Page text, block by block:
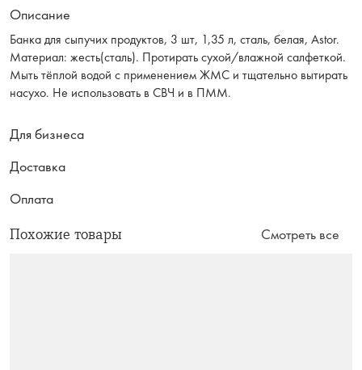
Описание
Банка для сыпучих продуктов, 3 шт, 1,35 л, сталь, белая, Astor.
Материал: жесть(сталь). Протирать сухой/влажной салфеткой.
Мыть тёплой водой с применением ЖМС и тщательно вытирать
насухо. Не использовать в СВЧ и в ПММ.
Для бизнеса
Доставка
Оплата
Похожие товары Смотреть все